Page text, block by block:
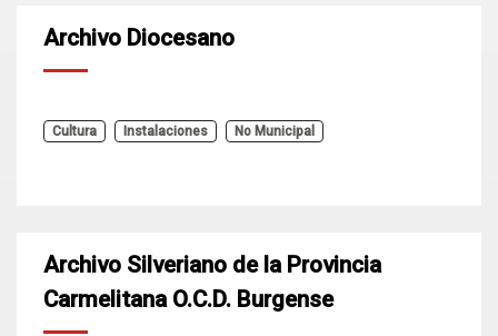
Archivo Diocesano
Cultura Instalaciones No Municipal
Archivo Silveriano de la Provincia
Carmelitana O.C.D. Burgense